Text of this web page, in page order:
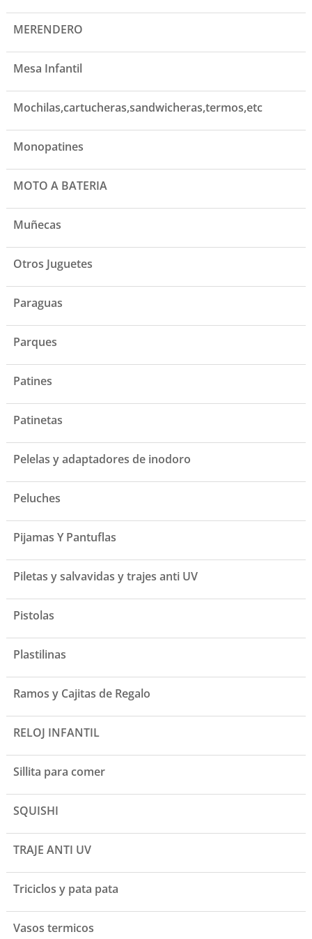
MERENDERO
Mesa Infantil
Mochilas,cartucheras,sandwicheras,termos,etc
Monopatines
MOTO A BATERIA
Muñecas
Otros Juguetes
Paraguas
Parques
Patines
Patinetas
Pelelas y adaptadores de inodoro
Peluches
Pijamas Y Pantuflas
Piletas y salvavidas y trajes anti UV
Pistolas
Plastilinas
Ramos y Cajitas de Regalo
RELOJ INFANTIL
Sillita para comer
SQUISHI
TRAJE ANTI UV
Triciclos y pata pata
Vasos termicos